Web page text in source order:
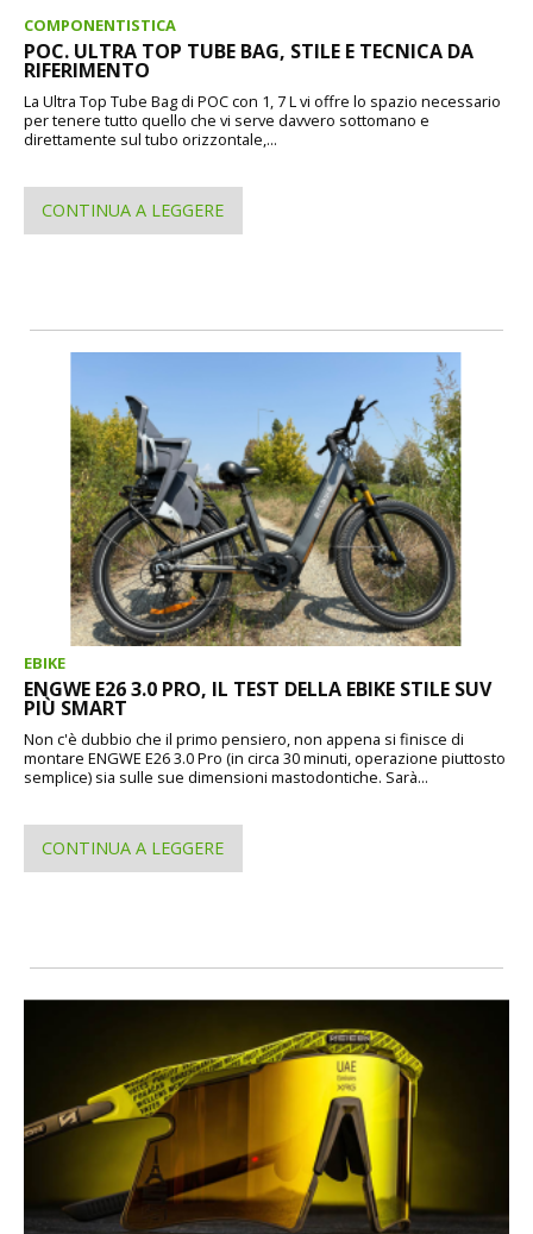
COMPONENTISTICA
POC. ULTRA TOP TUBE BAG, STILE E TECNICA DA
RIFERIMENTO
La Ultra Top Tube Bag di POC con 1, 7 L vi offre lo spazio necessario
per tenere tutto quello che vi serve davvero sottomano e
direttamente sul tubo orizzontale,...
CONTINUA A LEGGERE
EBIKE
ENGWE E26 3.0 PRO, IL TEST DELLA EBIKE STILE SUV
PIÙ SMART
Non c'è dubbio che il primo pensiero, non appena si finisce di
montare ENGWE E26 3.0 Pro (in circa 30 minuti, operazione piuttosto
semplice) sia sulle sue dimensioni mastodontiche. Sarà...
CONTINUA A LEGGERE